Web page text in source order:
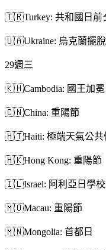
🇹🇷Turkey: 共和國日前
🇺🇦Ukraine: 烏克蘭擺
29週三
🇰🇭Cambodia: 國王加冕
🇨🇳China: 重陽節
🇭🇹Haiti: 極端天氣公共
🇭🇰Hong Kong: 重陽節
🇮🇱Israel: 阿利亞日學
🇲🇴Macau: 重陽節
🇲🇳Mongolia: 首都日